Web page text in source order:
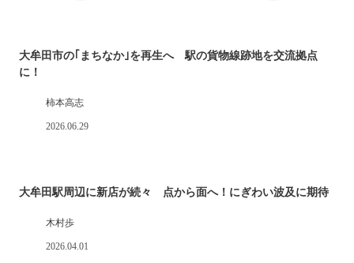
大牟田市の｢まちなか｣を再生へ 駅の貨物線跡地を交流拠点
に！
柿本高志
2026.06.29
大牟田駅周辺に新店が続々 点から面へ！にぎわい波及に期待
木村歩
2026.04.01